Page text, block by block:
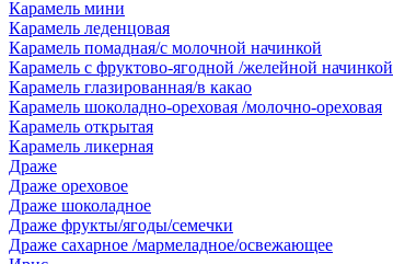
Карамель мини
Карамель леденцовая
Карамель помадная/с молочной начинкой
Карамель с фруктово-ягодной /желейной начинкой
Карамель глазированная/в какао
Карамель шоколадно-ореховая /молочно-ореховая
Карамель открытая
Карамель ликерная
Драже
Драже ореховое
Драже шоколадное
Драже фрукты/ягоды/семечки
Драже сахарное /мармеладное/освежающее